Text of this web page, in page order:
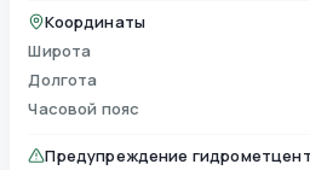
Координаты
Широта
Долгота
Часовой пояс
Предупреждение